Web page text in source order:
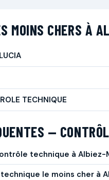
MOINS CHERS À
TECHNIQUE
—
technique à Albiez-
le moins cher à